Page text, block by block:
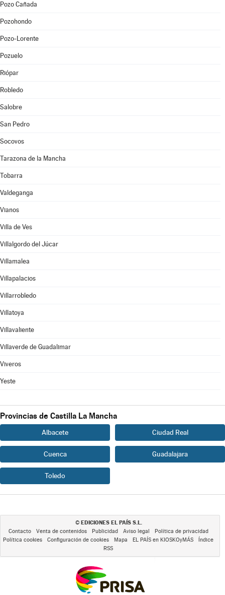
Pozo Cañada
Pozohondo
Pozo-Lorente
Pozuelo
Riópar
Robledo
Salobre
San Pedro
Socovos
Tarazona de la Mancha
Tobarra
Valdeganga
Vianos
Villa de Ves
Villalgordo del Júcar
Villamalea
Villapalacios
Villarrobledo
Villatoya
Villavaliente
Villaverde de Guadalimar
Viveros
Yeste
Provincias de Castilla La Mancha
Albacete Ciudad Real
Cuenca Guadalajara
Toledo
© EDICIONES EL PAÍS S.L.
Contacto Venta de contenidos Publicidad Aviso legal
Política de privacidad
Política cookies
Configuración de cookies Mapa EL PAÍS en KIOSKOyMÁS
Índice
RSS